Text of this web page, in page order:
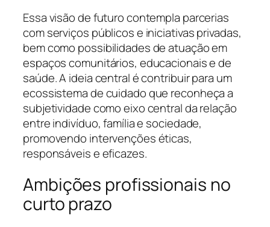
Essa visão de futuro contempla parcerias
com serviços públicos e iniciativas privadas,
bem como possibilidades de atuação em
espaços comunitários, educacionais e de
saúde. A ideia central é contribuir para um
ecossistema de cuidado que reconheça a
subjetividade como eixo central da relação
entre indivíduo, família e sociedade,
promovendo intervenções éticas,
responsáveis e eficazes.
Ambições profissionais no
curto prazo